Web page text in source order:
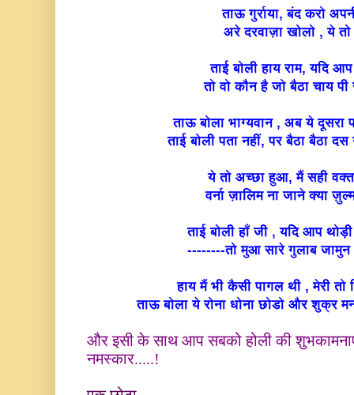
ताऊ गुर्राया, बंद करो
अरे दरवाज़ा खोलो , ये
ताई बोली हाय राम, यदि
तो वो कौन है जो बैठा चाय
ताऊ बोला भाग्यवान , अब ये
ताई बोली पता नहीं, पर बैठा बैठा
ये तो अच्छा हुआ, मैं सही
वर्ना ज़ालिम ना जाने क्या
ताई बोली हाँ जी , यदि आप
--------तो मुआ सारे गुलाब
हाय मैं भी कैसी पागल थी , मेरी
ताऊ बोला ये रोना धोना छोडो और
और इसी के साथ आप सबको होली की शुभकामनाएं
नमस्कार.....!